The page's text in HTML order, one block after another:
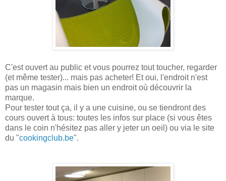
C'est ouvert au public et vous pourrez tout toucher, regarder
(et même tester)... mais pas acheter! Et oui, l'endroit n'est
pas un magasin mais bien un endroit où découvrir la
marque.
Pour tester tout ça, il y a une cuisine, ou se tiendront des
cours ouvert à tous: toutes les infos sur place (si vous êtes
dans le coin n'hésitez pas aller y jeter un oeil) ou via le site
du "cookingclub.be".